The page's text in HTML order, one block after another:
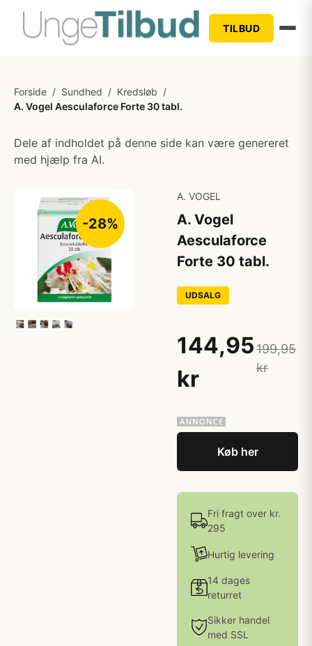
TILBUD
Forside / Sundhed / Kredsløb /
A. Vogel Aesculaforce Forte 30 tabl.
Dele af indholdet på denne side kan være genereret
med hjælp fra AI.
-28%
A. VOGEL
A. Vogel
Aesculaforce
Forte 30 tabl.
UDSALG
144,95
kr
199,95
kr
Køb her
Fri fragt over kr.
295
Hurtig levering
14 dages
returret
Sikker handel
med SSL